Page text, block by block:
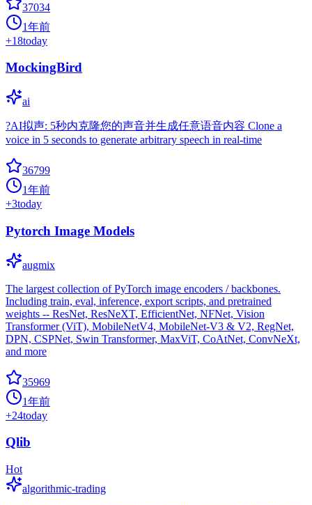
37034
1年前
+18today
MockingBird
ai
?AI拟声: 5秒内克隆您的声音并生成任意语音内容 Clone a
voice in 5 seconds to generate arbitrary speech in real-time
36799
1年前
+3today
Pytorch Image Models
augmix
The largest collection of PyTorch image encoders / backbones.
Including train, eval, inference, export scripts, and pretrained
weights -- ResNet, ResNeXT, EfficientNet, NFNet, Vision
Transformer (ViT), MobileNetV4, MobileNet-V3 & V2, RegNet,
DPN, CSPNet, Swin Transformer, MaxViT, CoAtNet, ConvNeXt,
and more
35969
1年前
+24today
Qlib
Hot
algorithmic-trading